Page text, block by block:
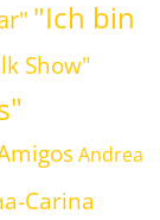
"Ich bin
Show"
Andrea
Carina